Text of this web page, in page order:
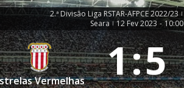
2.ª Divisão Liga RSTAR-AFPCE 2022/23 |
Seara | 12 Fev 2023 - 10:00
Vermelhas 1:5